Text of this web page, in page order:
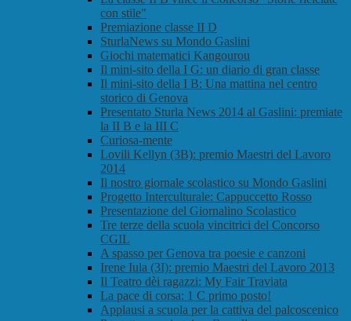
con stile"
Premiazione classe II D
SturlaNews su Mondo Gaslini
Giochi matematici Kangourou
Il mini-sito della I G: un diario di gran classe
Il mini-sito della I B: Una mattina nel centro
storico di Genova
Presentato Sturla News 2014 al Gaslini: premiate
la II B e la III C
Curiosa-mente
Lovili Kellyn (3B): premio Maestri del Lavoro
2014
Il nostro giornale scolastico su Mondo Gaslini
Progetto Interculturale: Cappuccetto Rosso
Presentazione del Giornalino Scolastico
Tre terze della scuola vincitrici del Concorso
CGIL
A spasso per Genova tra poesie e canzoni
Irene Iula (3I): premio Maestri del Lavoro 2013
Il Teatro dèi ragazzi: My Fair Traviata
La pace di corsa: 1 C primo posto!
Applausi a scuola per la cattiva del palcoscenico